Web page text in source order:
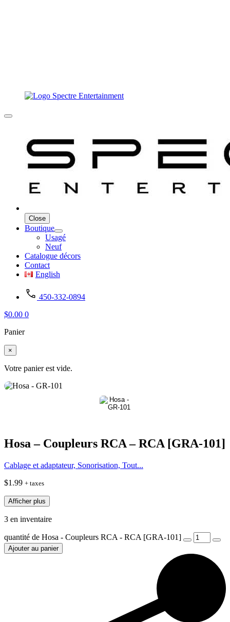
Close
Boutique
Usagé
Neuf
Catalogue décors
Contact
English
450-332-0894
$0.00 0
Panier
×
Votre panier est vide.
Hosa – Coupleurs RCA – RCA [GRA-101]
Cablage et adaptateur, Sonorisation, Tout...
$1.99 + taxes
Afficher plus
3 en inventaire
quantité de Hosa - Coupleurs RCA - RCA [GRA-101]
Ajouter au panier